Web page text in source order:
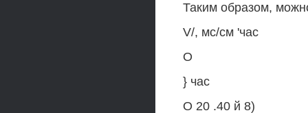
Таким образом,
V/, мс/см 'час
О
} час
О 20 .40 й 8)